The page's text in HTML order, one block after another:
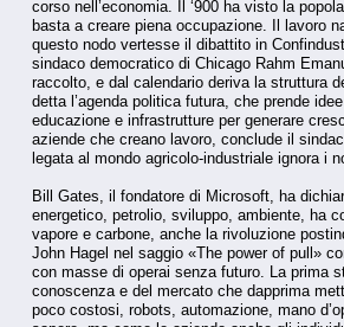
corso nell’economia. Il ‘900 ha visto la
basta a creare piena occupazione. Il lavoro
questo nodo vertesse il dibattito in
sindaco democratico di Chicago Rahm
raccolto, e dal calendario deriva la struttura
detta l’agenda politica futura, che prende
educazione e infrastrutture per generare
aziende che creano lavoro, conclude il
legata al mondo agricolo-industriale ignora i
Bill Gates, il fondatore di Microsoft, ha
energetico, petrolio, sviluppo, ambiente, ha
vapore e carbone, anche la rivoluzione
John Hagel nel saggio «The power of pull»
con masse di operai senza futuro. La prima
conoscenza e del mercato che dapprima
poco costosi, robots, automazione, mano